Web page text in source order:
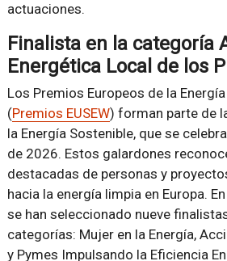
actuaciones.
Finalista en la categoría
Energética Local de los
Los Premios Europeos de la
(Premios EUSEW) forman parte de
la Energía Sostenible, que se
de 2026. Estos galardones
destacadas de personas y
hacia la energía limpia en Europa.
se han seleccionado nueve
categorías: Mujer en la Energía,
y Pymes Impulsando la Eficiencia